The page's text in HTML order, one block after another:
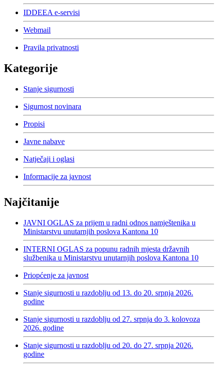
IDDEEA e-servisi
Webmail
Pravila privatnosti
Kategorije
Stanje sigurnosti
Sigurnost novinara
Propisi
Javne nabave
Natječaji i oglasi
Informacije za javnost
Najčitanije
JAVNI OGLAS za prijem u radni odnos namještenika u
Ministarstvu unutarnjih poslova Kantona 10
INTERNI OGLAS za popunu radnih mjesta državnih
službenika u Ministarstvu unutarnjih poslova Kantona 10
Priopćenje za javnost
Stanje sigurnosti u razdoblju od 13. do 20. srpnja 2026.
godine
Stanje sigurnosti u razdoblju od 27. srpnja do 3. kolovoza
2026. godine
Stanje sigurnosti u razdoblju od 20. do 27. srpnja 2026.
godine